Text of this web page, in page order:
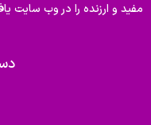
مفید و ارزنده را در وب سایت